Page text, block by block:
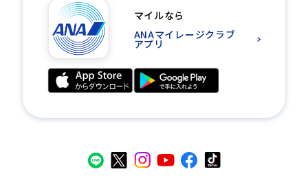
マイルなら
ANAマイレージクラブ
アプリ